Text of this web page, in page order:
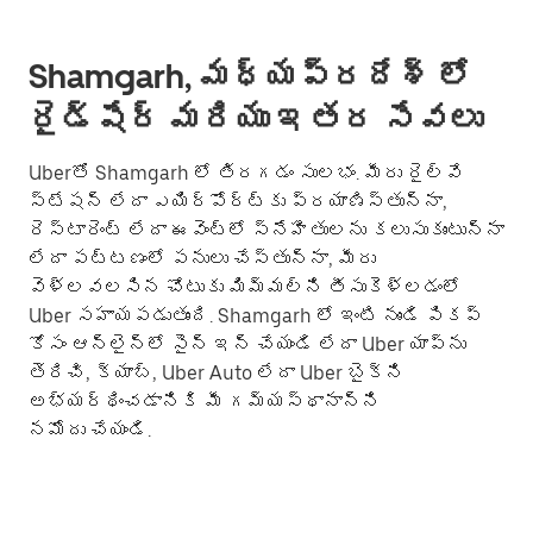
Shamgarh, మధ్యప్రదేశ్ లో
రైడ్‌షేర్ మరియు ఇతర సేవలు
Uberతో Shamgarh లో తిరగడం సులభం. మీరు రైల్వే
స్టేషన్ లేదా ఎయిర్‌పోర్ట్‌కు ప్రయాణిస్తున్నా,
రెస్టారెంట్ లేదా ఈవెంట్లో స్నేహితులను కలుసుకుంటున్నా
లేదా పట్టణంలో పనులు చేస్తున్నా, మీరు
వెళ్లవలసిన చోటుకు మిమ్మల్ని తీసుకెళ్లడంలో
Uber సహాయపడుతుంది. Shamgarh లో ఇంటి నుండి పికప్
కోసం ఆన్‌లైన్‌లో సైన్ ఇన్ చేయండి లేదా Uber యాప్‌ను
తెరిచి, క్యాబ్, Uber Auto లేదా Uber బైక్‌ని
అభ్యర్థించడానికి మీ గమ్యస్థానాన్ని
నమోదు చేయండి.